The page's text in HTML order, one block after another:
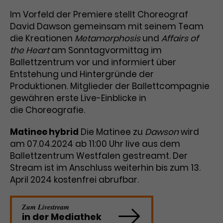
und es wird Zugang zu
geschützten Bereichen gewährt.
Name cookie_optin
Anbieter TYPO3
Laufzeit 1 Monat
Zweck
Enthält die gewählten Tracking-
Optin-Einstellungen.
Laufzeit 2 Jahre
Zweck
Dieses Cookie wird von Google
Analytics installiert. Das Cookie
wird verwendet, um
Besucher*innen-, Sitzungs- und
Kampagnendaten zu berechnen
und die Nutzung der Website für
den Analysebericht der Website zu
Informationen anonym und weisen
eine zufallsgenerierte Nummer zu,
um Besuche zu erkennen.
Name _gid
Anbieter Google Analytics
Marketing
Diese Gruppe beinhaltet alle Scripte, die es uns
ermöglichen die Leistung unserer
Werbekampagnen zu analysieren und
Conversions zu messen. Außerdem helfen sie
uns dabei Werbeanzeigen und Inhalte besser auf
die Interessen unserer Nutzer abzustimmen.
Name
_gcl_au
Anbieter Google Ads
Laufzeit 3 Monate
Zweck
Wird von Google verwendet, um
die Effizienz von Werbeanzeigen zu
messen und Conversions zu
speichern. Dieses Cookie hilft dabei
Website gelangt sind.
Cookie-Informationen
Im Vorfeld der Premiere stellt Choreograf
David Dawson gemeinsam mit seinem Team
die Kreationen Metamorphosisund Affairs of
the Heartam Sonntagvormittag im
Ballettzentrum vor und informiert über
Entstehung und Hintergründe der
Produktionen. Mitglieder der Ballettcompagnie
gewähren erste Live-Einblicke in
die Choreografie.
Matinee hybrid Die Matinee zu Dawsonwird
am 07.04.2024 ab 11:00 Uhr live aus dem
Ballettzentrum Westfalen gestreamt. Der
Stream ist im Anschluss weiterhin bis zum 13.
April 2024 kostenfrei abrufbar.
Zum Livestream
in der Mediathek